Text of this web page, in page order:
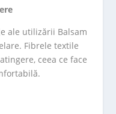
ale utilizării Balsam
Fibrele textile
ceea ce face